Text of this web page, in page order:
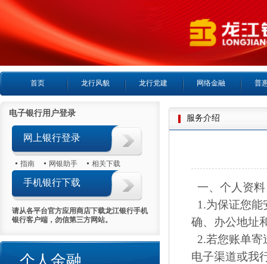
首页 龙行风貌 龙行党建 网络金融 普
电子银行用户登录
网上银行登录
指南 网银助手 相关下载
手机银行下载
请从各平台官方应用商店下载龙江银行手机
银行客户端，勿信第三方网站。
服务介绍
一、个人资料
1.为保证您
确、办公地址
2.若您账单
电子渠道或我